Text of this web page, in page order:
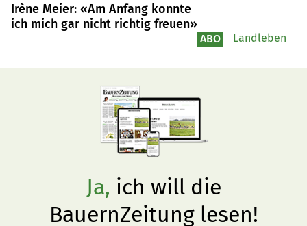
Irène Meier: «Am Anfang konnte
ich mich gar nicht richtig freuen»
ABO Landleben
Ja, ich will die
BauernZeitung lesen!